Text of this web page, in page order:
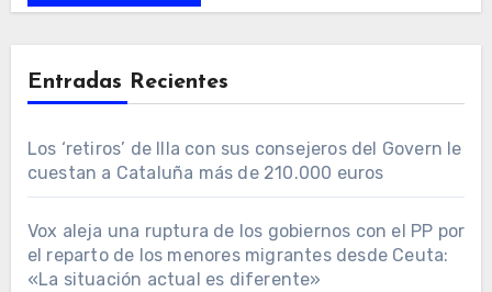
Entradas Recientes
Los ‘retiros’ de Illa con sus consejeros del Govern le
cuestan a Cataluña más de 210.000 euros
Vox aleja una ruptura de los gobiernos con el PP por
el reparto de los menores migrantes desde Ceuta:
«La situación actual es diferente»